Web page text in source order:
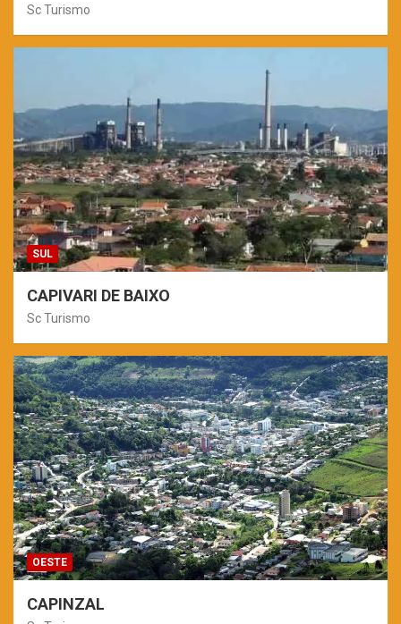
Sc Turismo
SUL
CAPIVARI DE BAIXO
Sc Turismo
OESTE
CAPINZAL